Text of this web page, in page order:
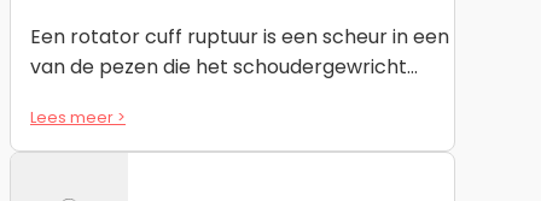
Een rotator cuff ruptuur is een scheur in een
van de pezen die het schoudergewricht…
Lees meer >